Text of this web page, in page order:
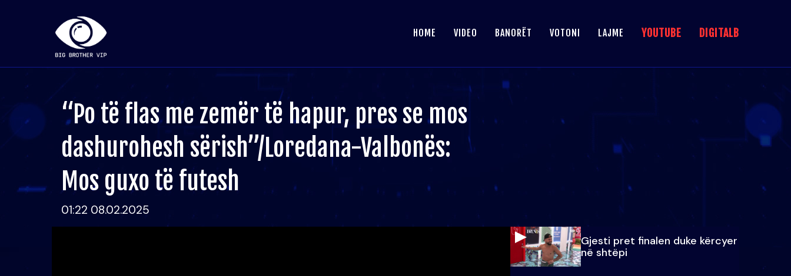
HOME VIDEO BANORËT VOTONI LAJME YOUTUBE DIGITALB
“Po të flas me zemër të hapur, pres se mos
dashurohesh sërish”/Loredana-Valbonës:
Mos guxo të futesh
01:22 08.02.2025
Gjesti pret finalen duke kërcyer
në shtëpi